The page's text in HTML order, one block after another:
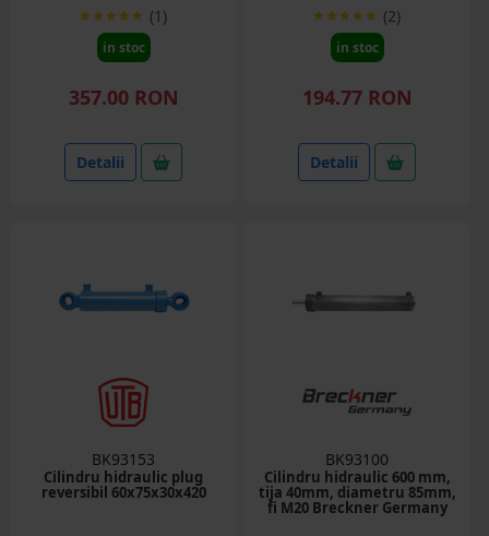
(1)
in stoc
357.00 RON
Detalii
(2)
in stoc
194.77 RON
Detalii
BK93153
Cilindru hidraulic plug
reversibil 60x75x30x420
BK93100
Cilindru hidraulic 600 mm,
tija 40mm, diametru 85mm,
fi M20 Breckner Germany